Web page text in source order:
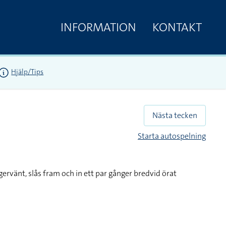
INFORMATION KONTAKT
Hjälp/Tips
Nästa tecken
Starta autospelning
slås fram och in ett par gånger bredvid örat